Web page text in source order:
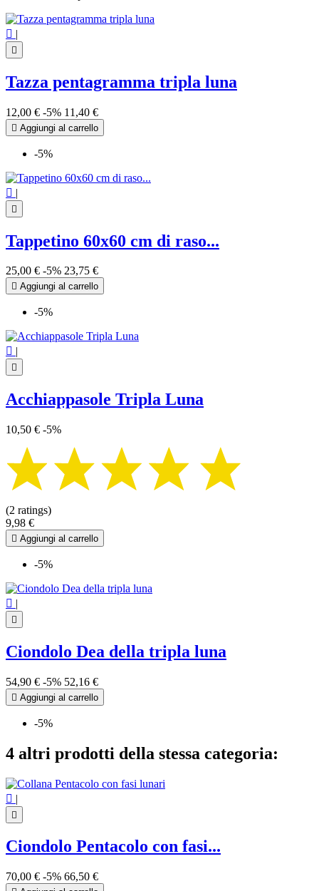
 |

Tazza pentagramma tripla luna
12,00 € -5% 11,40 €
 Aggiungi al carrello
-5%
 |

Tappetino 60x60 cm di raso...
25,00 € -5% 23,75 €
 Aggiungi al carrello
-5%
 |

Acchiappasole Tripla Luna
10,50 € -5%
(2 ratings)
9,98 €
 Aggiungi al carrello
-5%
 |

Ciondolo Dea della tripla luna
54,90 € -5% 52,16 €
 Aggiungi al carrello
-5%
4 altri prodotti della stessa categoria:
 |

Ciondolo Pentacolo con fasi...
70,00 € -5% 66,50 €